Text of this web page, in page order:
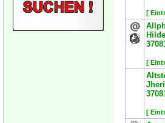
[
[
[